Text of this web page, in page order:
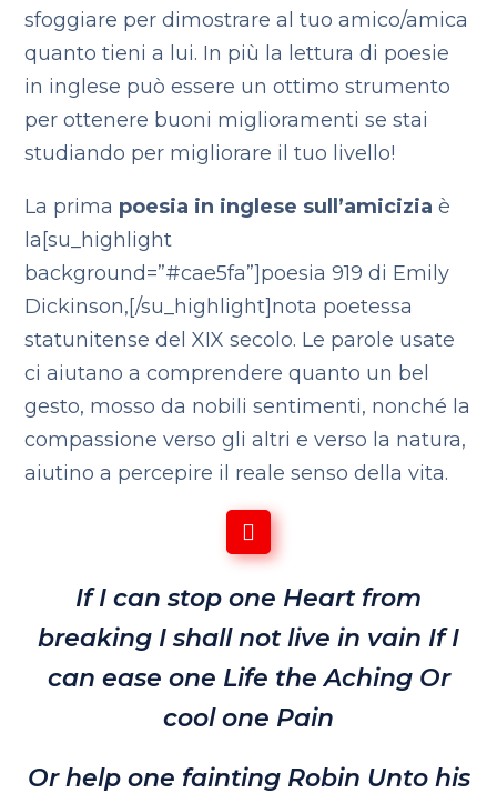
sfoggiare per dimostrare al tuo amico/amica
quanto tieni a lui. In più la lettura di poesie
in inglese può essere un ottimo strumento
per ottenere buoni miglioramenti se stai
studiando per migliorare il tuo livello!
La prima poesia in inglese sull’amicizia è
la[su_highlight
background=”#cae5fa”]poesia 919 di Emily
Dickinson,[/su_highlight]nota poetessa
statunitense del XIX secolo. Le parole usate
ci aiutano a comprendere quanto un bel
gesto, mosso da nobili sentimenti, nonché la
compassione verso gli altri e verso la natura,
aiutino a percepire il reale senso della vita.
If I can stop one Heart from
breaking I shall not live in vain If I
can ease one Life the AchingOr
cool one Pain
Or help one fainting Robin Unto his